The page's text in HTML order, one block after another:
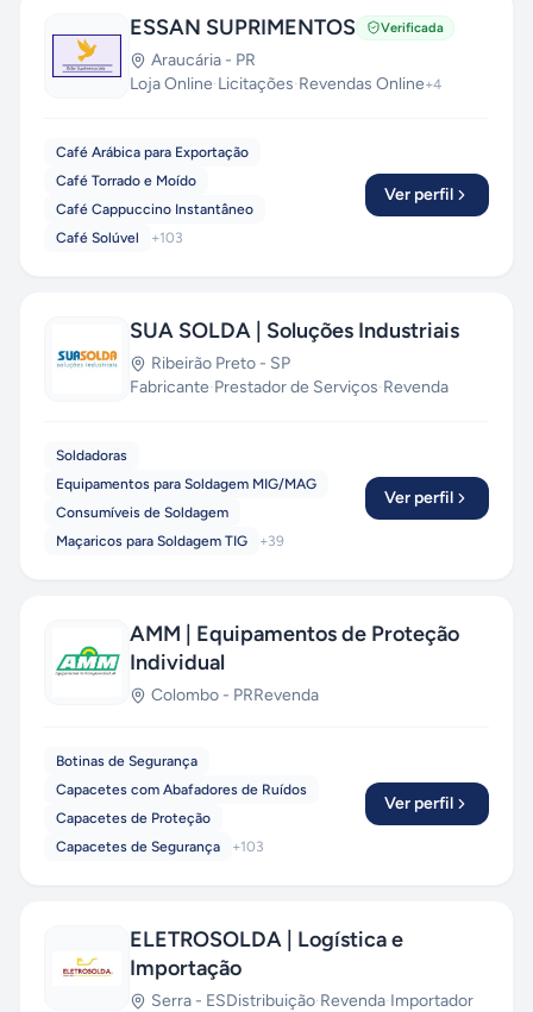
ESSAN SUPRIMENTOS Verificada
Araucária - PR
Loja Online·Licitações·Revendas Online+4
Café Arábica para Exportação
Café Torrado e Moído
Café Cappuccino Instantâneo
Café Solúvel
+103
Ver perfil
SUA SOLDA | Soluções Industriais
Ribeirão Preto - SP
Fabricante·Prestador de Serviços·Revenda
Soldadoras
Equipamentos para Soldagem MIG/MAG
Consumíveis de Soldagem
Maçaricos para Soldagem TIG
+39
Ver perfil
AMM | Equipamentos de Proteção
Individual
Colombo - PRRevenda
Botinas de Segurança
Capacetes com Abafadores de Ruídos
Capacetes de Proteção
Capacetes de Segurança
+103
Ver perfil
ELETROSOLDA | Logística e
Importação
Serra - ESDistribuição·Revenda·Importador